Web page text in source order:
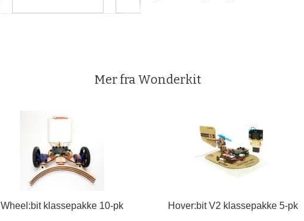
Mer fra Wonderkit
Wheel:bit klassepakke 10-pk Hover:bit V2 klassepakke 5-pk